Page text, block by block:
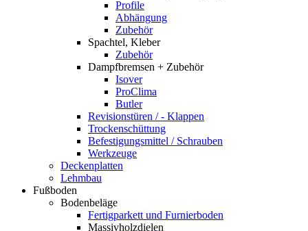
Profile
Abhängung
Zubehör
Spachtel, Kleber
Zubehör
Dampfbremsen + Zubehör
Isover
ProClima
Butler
Revisionstüren / - Klappen
Trockenschüttung
Befestigungsmittel / Schrauben
Werkzeuge
Deckenplatten
Lehmbau
Fußboden
Bodenbeläge
Fertigparkett und Furnierboden
Massivholzdielen